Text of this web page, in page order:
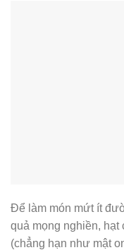
Để làm món mứt ít
quả mọng nghiền, hạt
(chẳng hạn như mật